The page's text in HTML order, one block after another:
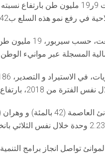
هذه السلع ب42 بالمئة مقارنة مع 2018.
تواصل انجاز برامج